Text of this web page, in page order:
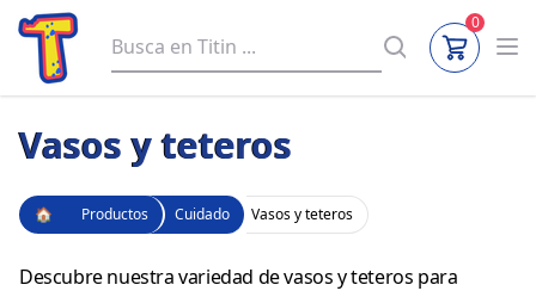
0
Vasos y teteros
🏠 Productos Cuidado Vasos y teteros
Descubre nuestra variedad de vasos y teteros para